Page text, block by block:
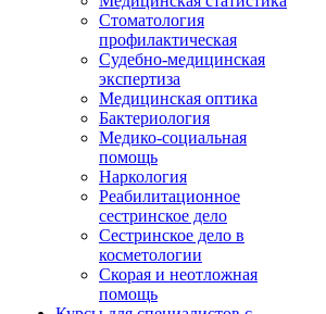
Стоматология
профилактическая
Судебно-медицинская
экспертиза
Медицинская оптика
Бактериология
Медико-социальная
помощь
Наркология
Реабилитационное
сестринское дело
Сестринское дело в
косметологии
Скорая и неотложная
помощь